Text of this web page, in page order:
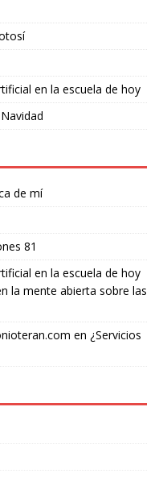
en la escuela de hoy
de mí
81
en la escuela de hoy
la mente abierta sobre las
en ¿Servicios